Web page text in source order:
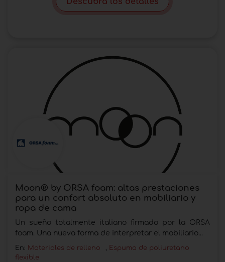
Moon® by ORSA foam: altas prestaciones
para un confort absoluto en mobiliario y
ropa de cama
Un sueño totalmente italiano firmado por la ORSA
foam. Una nueva forma de interpretar el mobiliario...
En: Materiales de relleno
Espuma de poliuretano
flexible